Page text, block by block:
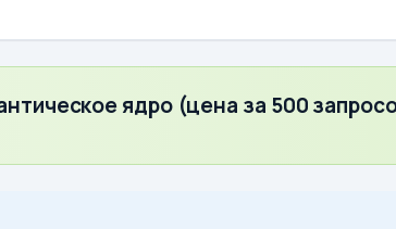
ядро (цена за 500